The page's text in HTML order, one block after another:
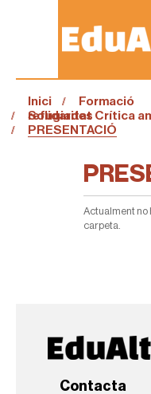
Inici
Formació
Solidaritat Crítica amb les persones refugiades
PRESENTACIÓ
Actualment no
carpeta.
Contacta